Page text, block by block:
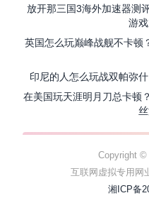
放开那三国3海外加速器测
游
英国怎么玩巅峰战舰不卡顿
印尼的人怎么玩战双帕弥
在美国玩天涯明月刀总卡顿
Copyright ©
互联网虚拟专用网
湘ICP备